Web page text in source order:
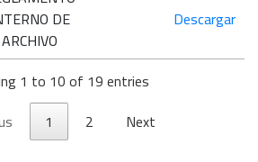
DE
ARCHIVO
Descargar
1 to 10 of 19 entries
1 2 Next